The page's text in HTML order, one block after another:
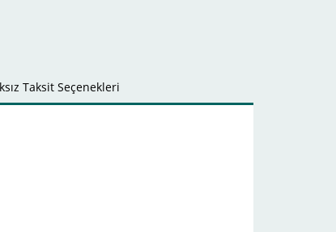
Taksit Seçenekleri